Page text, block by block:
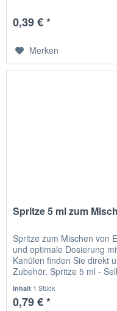
0,39 € *
Merken
Spritze 5 ml zum
Spritze zum Mischen von
und optimale Dosierung
Kanülen finden Sie direkt
Zubehör. Spritze 5 ml -
Inhalt 1 Stück
0,79 € *